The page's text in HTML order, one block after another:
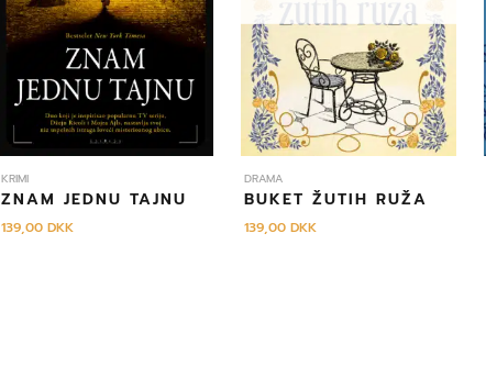
KRIMI
ZNAM JEDNU TAJNU
139,00DKK
DRAMA
BUKET ŽUTIH RUŽA
139,00 DKK